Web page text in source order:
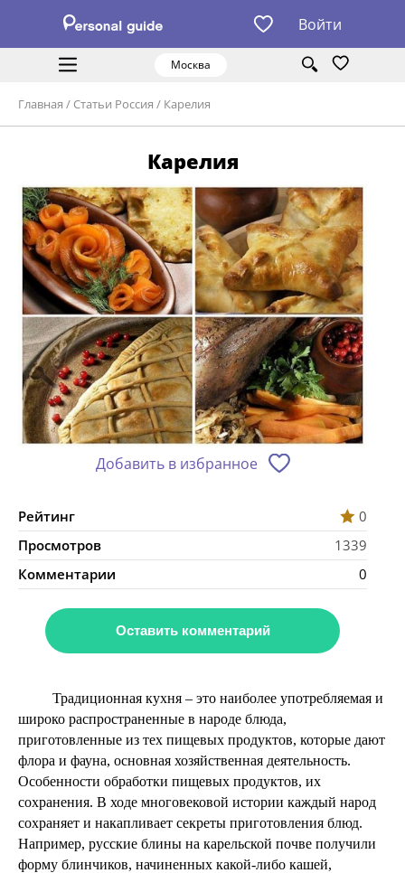
Войти
Москва
Главная / Статьи Россия / Карелия
Карелия
Добавить в избранное
Рейтинг
0
Просмотров
1339
Комментарии
0
Оставить комментарий
Традиционная кухня – это наиболее употребляемая и
широко распространенные в народе блюда,
приготовленные из тех пищевых продуктов, которые дают
флора и фауна, основная хозяйственная деятельность.
Особенности обработки пищевых продуктов, их
сохранения. В ходе многовековой истории каждый народ
сохраняет и накапливает секреты приготовления блюд.
Например, русские блины на карельской почве получили
форму блинчиков, начиненных какой-либо кашей,